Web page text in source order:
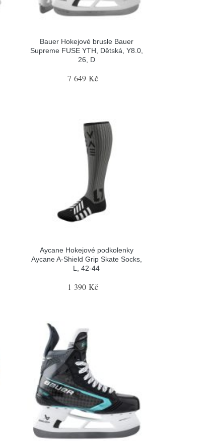
Bauer Hokejové brusle Bauer
Supreme FUSE YTH, Dětská, Y8.0,
26, D
7 649 Kč
Aycane Hokejové podkolenky
Aycane A-Shield Grip Skate Socks,
L, 42-44
1 390 Kč